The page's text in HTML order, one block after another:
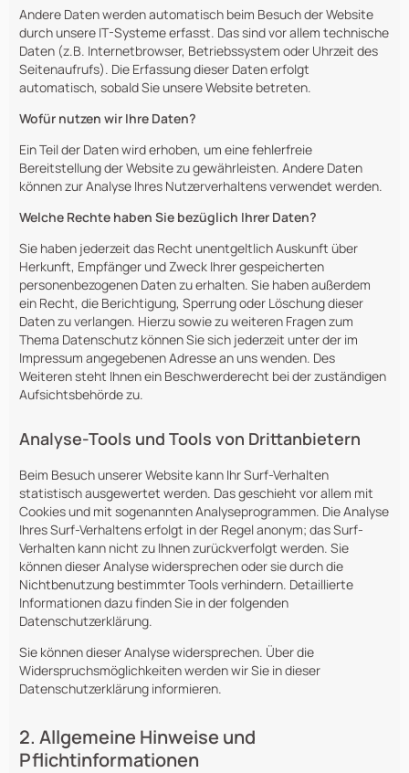
Andere Daten werden automatisch beim Besuch der Website
durch unsere IT-Systeme erfasst. Das sind vor allem technische
Daten (z.B. Internetbrowser, Betriebssystem oder Uhrzeit des
Seitenaufrufs). Die Erfassung dieser Daten erfolgt
automatisch, sobald Sie unsere Website betreten.
Wofür nutzen wir Ihre Daten?
Ein Teil der Daten wird erhoben, um eine fehlerfreie
Bereitstellung der Website zu gewährleisten. Andere Daten
können zur Analyse Ihres Nutzerverhaltens verwendet werden.
Welche Rechte haben Sie bezüglich Ihrer Daten?
Sie haben jederzeit das Recht unentgeltlich Auskunft über
Herkunft, Empfänger und Zweck Ihrer gespeicherten
personenbezogenen Daten zu erhalten. Sie haben außerdem
ein Recht, die Berichtigung, Sperrung oder Löschung dieser
Daten zu verlangen. Hierzu sowie zu weiteren Fragen zum
Thema Datenschutz können Sie sich jederzeit unter der im
Impressum angegebenen Adresse an uns wenden. Des
Weiteren steht Ihnen ein Beschwerderecht bei der zuständigen
Aufsichtsbehörde zu.
Analyse-Tools und Tools von Drittanbietern
Beim Besuch unserer Website kann Ihr Surf-Verhalten
statistisch ausgewertet werden. Das geschieht vor allem mit
Cookies und mit sogenannten Analyseprogrammen. Die Analyse
Ihres Surf-Verhaltens erfolgt in der Regel anonym; das Surf-
Verhalten kann nicht zu Ihnen zurückverfolgt werden. Sie
können dieser Analyse widersprechen oder sie durch die
Nichtbenutzung bestimmter Tools verhindern. Detaillierte
Informationen dazu finden Sie in der folgenden
Datenschutzerklärung.
Sie können dieser Analyse widersprechen. Über die
Widerspruchsmöglichkeiten werden wir Sie in dieser
Datenschutzerklärung informieren.
2. Allgemeine Hinweise und
Pflichtinformationen